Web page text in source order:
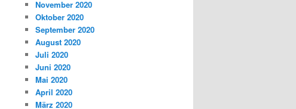
November 2020
Oktober 2020
September 2020
August 2020
Juli 2020
Juni 2020
Mai 2020
April 2020
März 2020